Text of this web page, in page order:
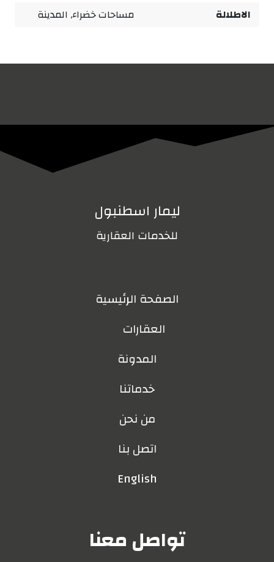
الاطلالة
مساحات خضراء, المدينة
الصفحة الرئيسية
العقارات
المدونة
خدماتنا
من نحن
اتصل بنا
English
ليمار اسطنبول
للخدمات العقارية
تواصل معنا